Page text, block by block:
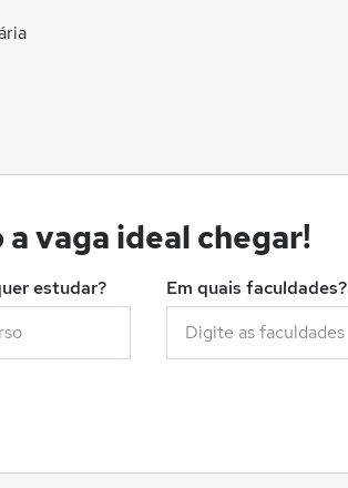
vaga ideal chegar!
estudar? Em quais faculdades?